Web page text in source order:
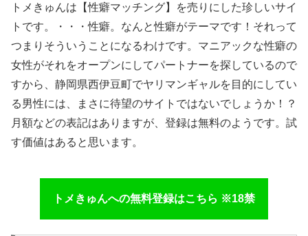
トメきゅんは【性癖マッチング】を売りにした珍しいサイ
トです。・・・性癖。なんと性癖がテーマです！それって
つまりそういうことになるわけです。マニアックな性癖の
女性がそれをオープンにしてパートナーを探しているので
すから、静岡県西伊豆町でヤリマンギャルを目的にしてい
る男性には、まさに待望のサイトではないでしょうか！？
月額などの表記はありますが、登録は無料のようです。試
す価値はあると思います。
トメきゅんへの無料登録はこちら ※18禁